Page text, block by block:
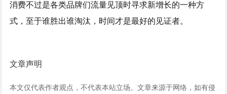
消费不过是各类品牌们流量见顶时寻求新增长的一种方
式，至于谁胜出谁淘汰，时间才是最好的见证者。
文章声明
本文仅代表作者观点，不代表本站立场。文章来源于网络，如有侵